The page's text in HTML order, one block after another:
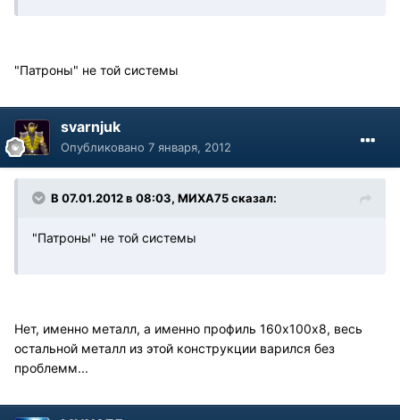
"Патроны" не той системы
svarnjuk
Опубликовано 7 января, 2012
В 07.01.2012 в 08:03, МИХА75 сказал:
"Патроны" не той системы
Нет, именно металл, а именно профиль 160х100х8, весь
остальной металл из этой конструкции варился без
проблемм...